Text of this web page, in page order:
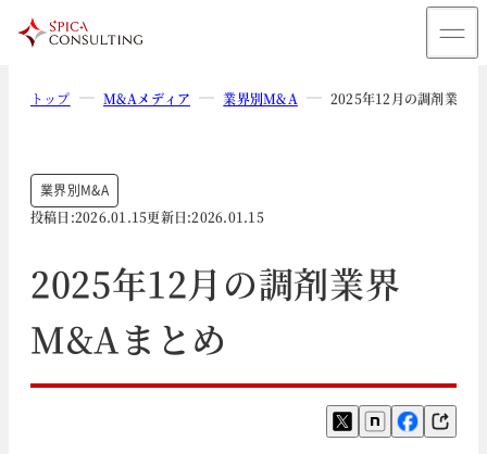
トップ M&Aメディア 業界別M&A 2025年12月の調剤業界
業界別M&A
投稿日:2026.01.15更新日:2026.01.15
2025年12月の調剤業界
M&Aまとめ